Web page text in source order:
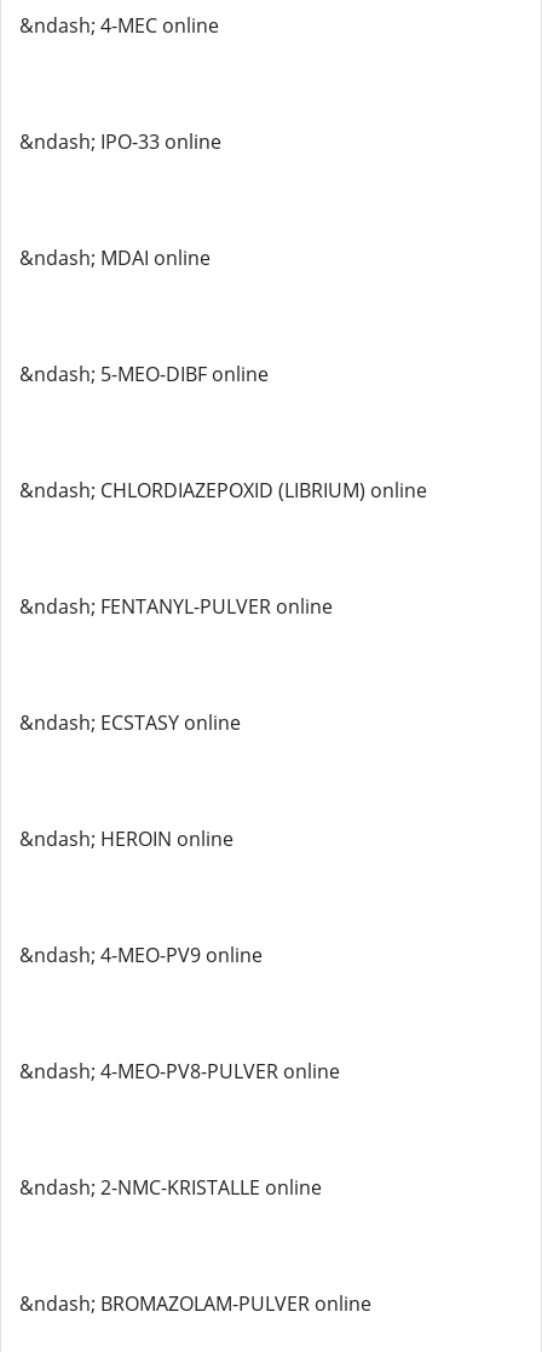
&ndash; 4-MEC online
&ndash; IPO-33 online
&ndash; MDAI online
&ndash; 5-MEO-DIBF online
&ndash; CHLORDIAZEPOXID (LIBRIUM) online
&ndash; FENTANYL-PULVER online
&ndash; ECSTASY online
&ndash; HEROIN online
&ndash; 4-MEO-PV9 online
&ndash; 4-MEO-PV8-PULVER online
&ndash; 2-NMC-KRISTALLE online
&ndash; BROMAZOLAM-PULVER online